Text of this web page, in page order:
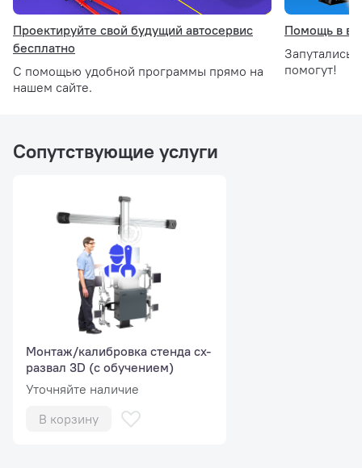
Размер колеса 12” - 24” (диаметр диска)
Ширина колеи 1,2 м – 2,5 м
Проектируйте свой будущий автосервис
бесплатно
С помощью удобной программы прямо на
нашем сайте.
Помощь в
Запутались
помогут!
Сопутствующие услуги
Монтаж/калибровка стенда сх-
развал 3D (с обучением)
Уточняйте наличие
В корзину